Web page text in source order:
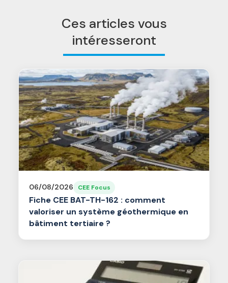
Ces articles vous
intéresseront
06/08/2026 CEE Focus
Fiche CEE BAT-TH-162 : comment
valoriser un système géothermique en
bâtiment tertiaire ?